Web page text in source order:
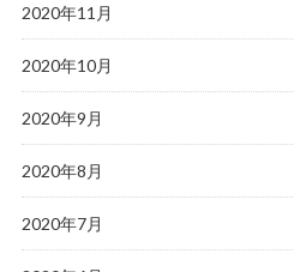
2020年11月
2020年10月
2020年9月
2020年8月
2020年7月